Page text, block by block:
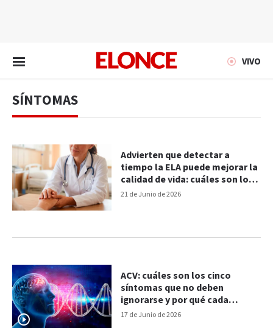
VIVO
SÍNTOMAS
21 de Junio de 2026
Advierten que detectar a
tiempo la ELA puede mejorar la
calidad de vida: cuáles son los
síntomas iniciales
17 de Junio de 2026
ACV: cuáles son los cinco
síntomas que no deben
ignorarse y por qué cada
minuto cuenta